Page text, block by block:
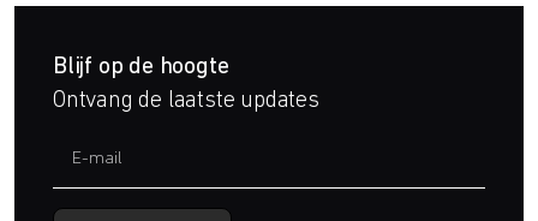
Blijf op de hoogte
Ontvang de laatste updates